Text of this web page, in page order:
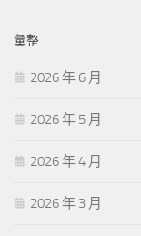
字:
彙整
2026 年 6 月
2026 年 5 月
2026 年 4 月
2026 年 3 月